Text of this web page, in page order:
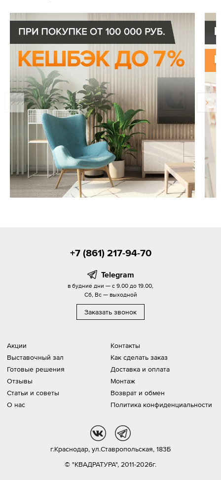
Акции
Выставочный зал
Готовые решения
Отзывы
Статьи и советы
О нас
Контакты
Как сделать заказ
Доставка и оплата
Монтаж
Возврат и обмен
Политика конфиденциальности
+7 (861) 217-94-70
Telegram
в будние дни — с 9.00 до 19.00,
Сб, Вс — выходной
Заказать звонок
© "КВАДРАТУРА", 2011-2026г.
г.Краснодар, ул.Ставропольская, 183Б
vk